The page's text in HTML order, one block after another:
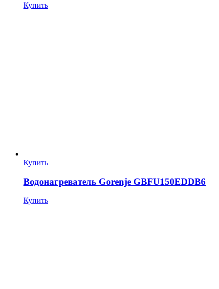
Купить
Купить
Водонагреватель Gorenje GBFU150EDDB6
Купить